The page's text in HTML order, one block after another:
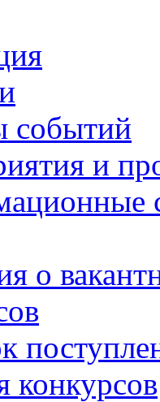
событий
и
о
конкурсов